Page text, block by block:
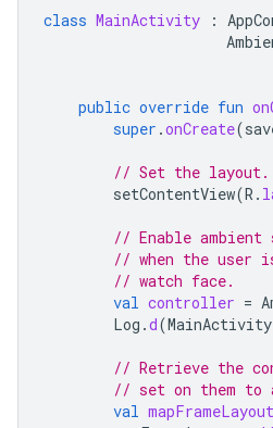
class MainActivity :
public override fun
super .onCreate(
// Set the layout.
setContentView(R .
// Enable
// when the user
// watch face.
val controller =
Log .d(MainActivity
// Retrieve the
// set on them to
val mapFrameLayout